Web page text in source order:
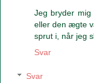
Jeg bryder mig
eller den ægte
sprut i, når jeg
Svar
Svar